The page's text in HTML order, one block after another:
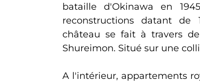
bataille d'Okinawa en
reconstructions datant de
château se fait à travers
Shureimon. Situé sur une
A l'intérieur, appartements